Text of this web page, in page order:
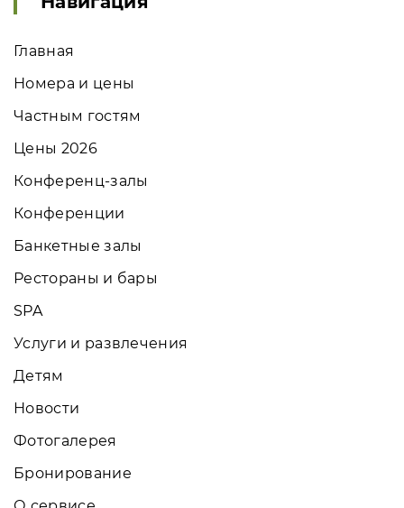
Главная
Номера и цены
Частным гостям
Цены 2026
Конференц-залы
Конференции
Банкетные залы
Рестораны и бары
SPA
Услуги и развлечения
Детям
Новости
Фотогалерея
Бронирование